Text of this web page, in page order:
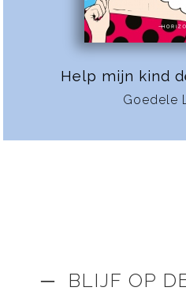
Help mijn kind
Goedele
─ BLIJF OP